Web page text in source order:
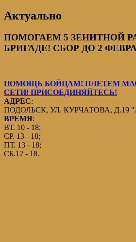
Актуально
ПОМОГАЕМ 5 ЗЕНИТНОЙ
БРИГАДЕ! СБОР ДО 2
ПОМОЩЬ БОЙЦАМ! ПЛЕТЕМ
СЕТИ! ПРИСОЕДИНЯЙТЕСЬ!
АДРЕС:
ПОДОЛЬСК, УЛ. КУРЧАТОВА, Д.19
ВРЕМЯ:
ВТ. 10 - 18;
СР. 13 - 18;
ПТ. 13 - 18;
СБ.12 - 18.